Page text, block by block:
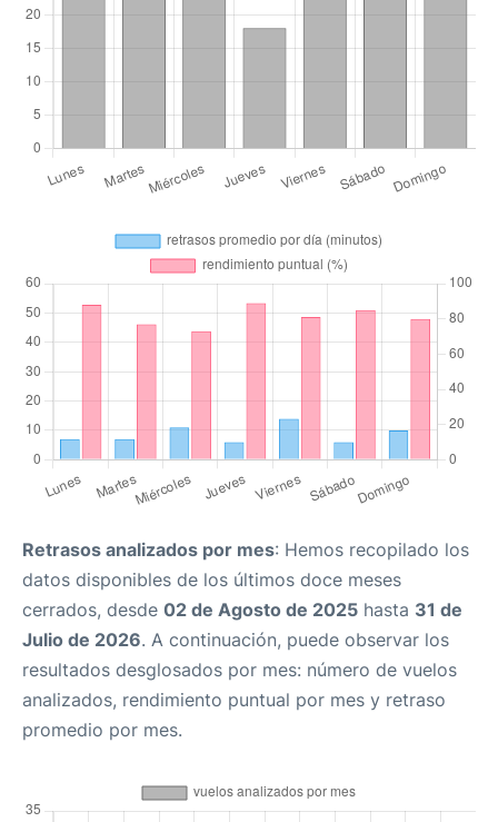
Retrasos analizados por mes: Hemos recopilado los
datos disponibles de los últimos doce meses
cerrados, desde 02 de Agosto de 2025 hasta 31 de
Julio de 2026. A continuación, puede observar los
resultados desglosados por mes: número de vuelos
analizados, rendimiento puntual por mes y retraso
promedio por mes.